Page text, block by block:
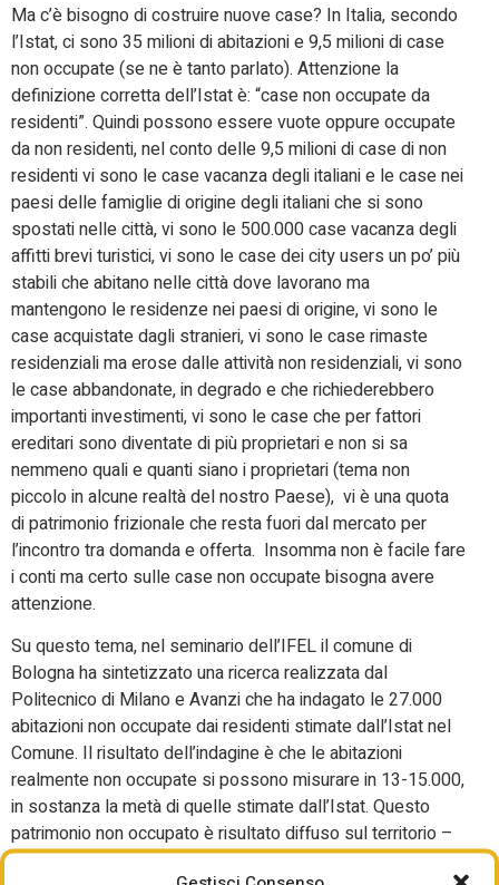
Ma c’è bisogno di costruire nuove case? In Italia, secondo
l’Istat, ci sono 35 milioni di abitazioni e 9,5 milioni di case
non occupate (se ne è tanto parlato). Attenzione la
definizione corretta dell’Istat è: “case non occupate da
residenti”. Quindi possono essere vuote oppure occupate
da non residenti, nel conto delle 9,5 milioni di case di non
residenti vi sono le case vacanza degli italiani e le case nei
paesi delle famiglie di origine degli italiani che si sono
spostati nelle città, vi sono le 500.000 case vacanza degli
affitti brevi turistici, vi sono le case dei city users un po’ più
stabili che abitano nelle città dove lavorano ma
mantengono le residenze nei paesi di origine, vi sono le
case acquistate dagli stranieri, vi sono le case rimaste
residenziali ma erose dalle attività non residenziali, vi sono
le case abbandonate, in degrado e che richiederebbero
importanti investimenti, vi sono le case che per fattori
ereditari sono diventate di più proprietari e non si sa
nemmeno quali e quanti siano i proprietari (tema non
piccolo in alcune realtà del nostro Paese), vi è una quota
di patrimonio frizionale che resta fuori dal mercato per
l’incontro tra domanda e offerta. Insomma non è facile fare
i conti ma certo sulle case non occupate bisogna avere
attenzione.
Su questo tema, nel seminario dell’IFEL il comune di
Bologna ha sintetizzato una ricerca realizzata dal
Politecnico di Milano e Avanzi che ha indagato le 27.000
abitazioni non occupate dai residenti stimate dall’Istat nel
Comune. Il risultato dell’indagine è che le abitazioni
realmente non occupate si possono misurare in 13-15.000,
in sostanza la metà di quelle stimate dall’Istat. Questo
patrimonio non occupato è risultato diffuso sul territorio –
ma più presente in un perimetro che potremmo definire